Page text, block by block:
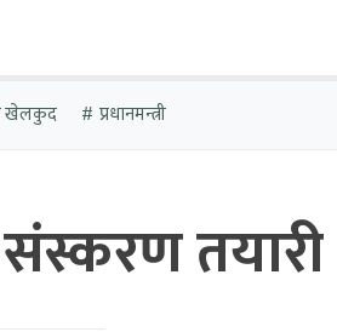
खेलकुद प्रधानमन्त्री
तयारी